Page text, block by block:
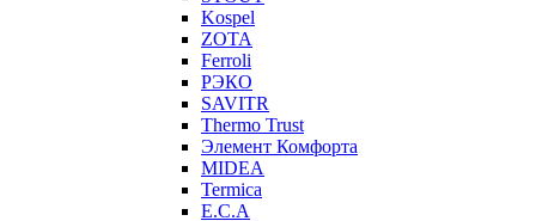
Kospel
ZOTA
Ferroli
РЭКО
SAVITR
Thermo Trust
Элемент Комфорта
MIDEA
Termica
E.C.A